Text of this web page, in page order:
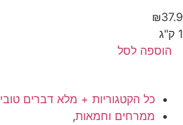
₪
הוספה לסל
כל הקטגוריות + מלא דברים טובים
ממרחים וחמאות,